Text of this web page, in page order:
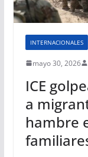
INTERNACIONALES
mayo 30, 2026
ICE
a
hambre